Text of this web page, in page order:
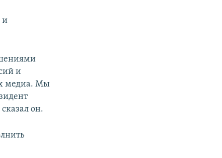
и
и
медиа. Мы
он.